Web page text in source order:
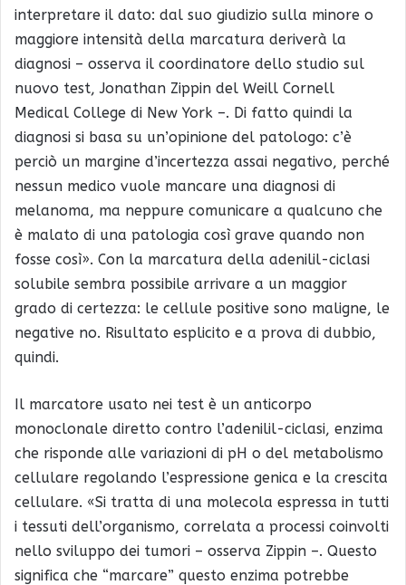
interpretare il dato: dal suo giudizio sulla minore o
maggiore intensità della marcatura deriverà la
diagnosi – osserva il coordinatore dello studio sul
nuovo test, Jonathan Zippin del Weill Cornell
Medical College di New York –. Di fatto quindi la
diagnosi si basa su un’opinione del patologo: c’è
perciò un margine d’incertezza assai negativo, perché
nessun medico vuole mancare una diagnosi di
melanoma, ma neppure comunicare a qualcuno che
è malato di una patologia così grave quando non
fosse così». Con la marcatura della adenilil-ciclasi
solubile sembra possibile arrivare a un maggior
grado di certezza: le cellule positive sono maligne, le
negative no. Risultato esplicito e a prova di dubbio,
quindi.
Il marcatore usato nei test è un anticorpo
monoclonale diretto contro l’adenilil-ciclasi, enzima
che risponde alle variazioni di pH o del metabolismo
cellulare regolando l’espressione genica e la crescita
cellulare. «Si tratta di una molecola espressa in tutti
i tessuti dell’organismo, correlata a processi coinvolti
nello sviluppo dei tumori – osserva Zippin –. Questo
significa che “marcare” questo enzima potrebbe